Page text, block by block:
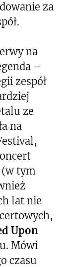
za
na
–
zespół
ze
na
(w tym
lat nie
Upon
Mówi
czasu